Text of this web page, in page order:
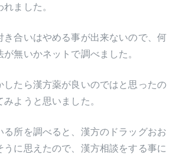
ました。
き合いはやめる事が出来ないので、何
無いかネットで調べました。
したら漢方薬が良いのではと思ったの
ようと思いました。
る所を調べると、漢方のドラッグおお
うに思えたので、漢方相談をする事に